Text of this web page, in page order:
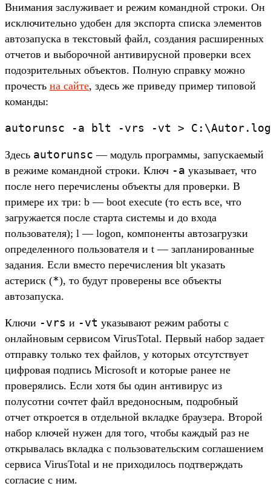
Внимания заслуживает и режим командной строки. Он
исключительно удобен для экспорта списка элементов
автозапуска в текстовый файл, создания расширенных
отчетов и выборочной антивирусной проверки всех
подозрительных объектов. Полную справку можно
прочесть на сайте, здесь же приведу пример типовой
команды:
autorunsc -a blt -vrs -vt > C:\Autor.log
Здесь autorunsc — модуль программы, запускаемый
в режиме командной строки. Ключ -a указывает, что
после него перечислены объекты для проверки. В
примере их три: b — boot execute (то есть все, что
загружается после старта системы и до входа
пользователя); l — logon, компоненты автозагрузки
определенного пользователя и t — запланированные
задания. Если вместо перечисления blt указать
астериск (*), то будут проверены все объекты
автозапуска.
Ключи -vrs и -vt указывают режим работы с
онлайновым сервисом VirusTotal. Первый набор задает
отправку только тех файлов, у которых отсутствует
цифровая подпись Microsoft и которые ранее не
проверялись. Если хотя бы один антивирус из
полусотни сочтет файл вредоносным, подробный
отчет откроется в отдельной вкладке браузера. Второй
набор ключей нужен для того, чтобы каждый раз не
открывалась вкладка с пользовательским соглашением
сервиса VirusTotal и не приходилось подтверждать
согласие с ним.